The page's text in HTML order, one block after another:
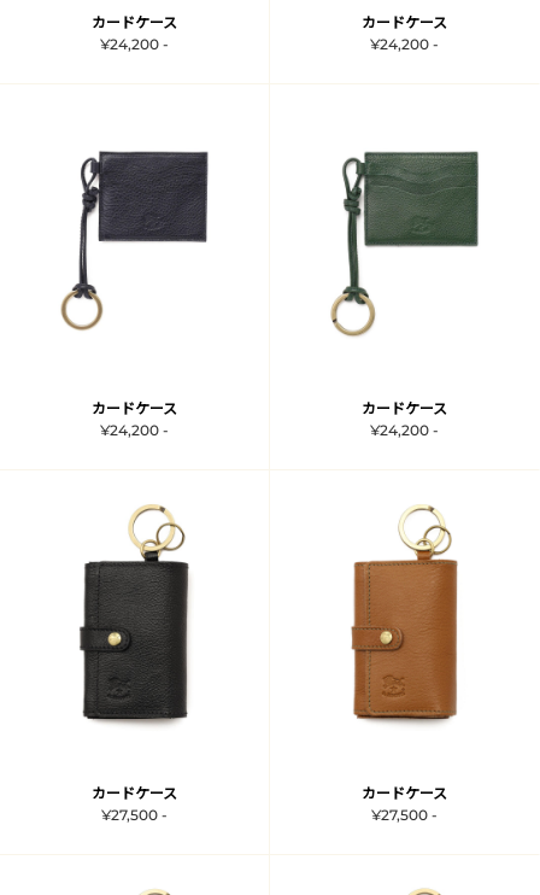
カードケース
¥24,200 -
カードケース
¥24,200 -
カードケース
¥24,200 -
カードケース
¥24,200 -
カードケース
¥27,500 -
カードケース
¥27,500 -